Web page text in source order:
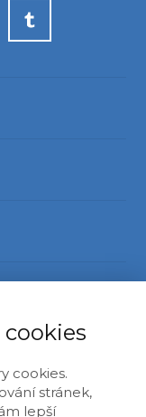
cookies.
stránek,
lepší